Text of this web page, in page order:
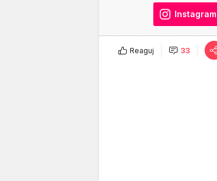
Instagram
Reaguj 33